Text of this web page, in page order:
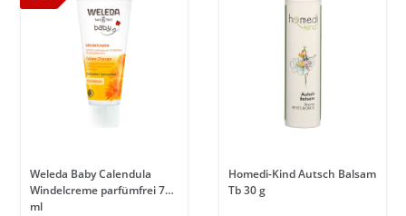
Weleda Baby Calendula
Windelcreme parfümfrei 75
ml
Homedi-Kind Autsch Balsam
Tb 30 g